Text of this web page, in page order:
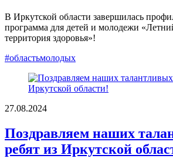
В Иркутской области завершилась
программа для детей и молодежи
территория здоровья»!
#областьмолодых
27.08.2024
Поздравляем наших
ребят из Иркутской